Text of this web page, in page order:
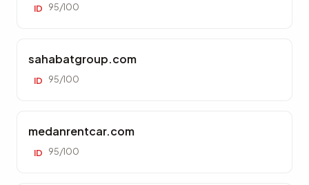
ID 95/100
sahabatgroup.com
ID 95/100
medanrentcar.com
ID 95/100